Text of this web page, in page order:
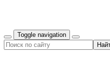
Toggle navigation